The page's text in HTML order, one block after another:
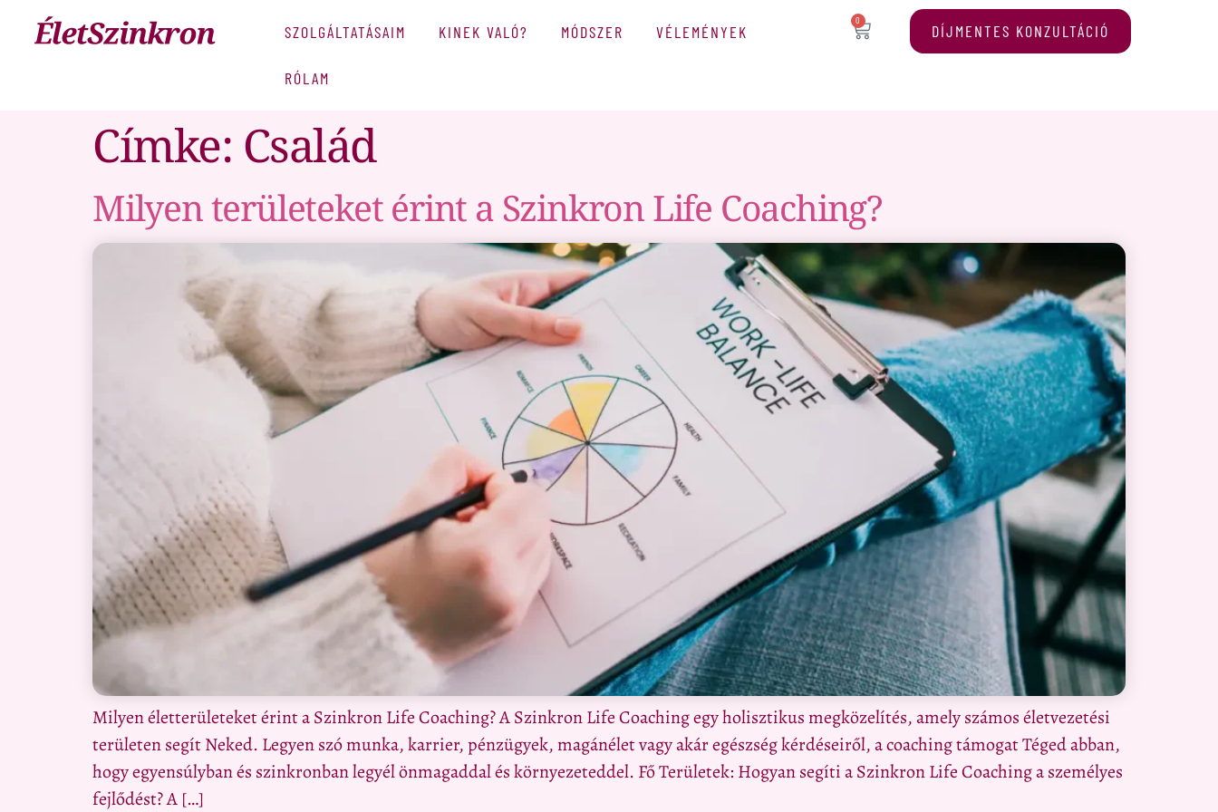
SZOLGÁLTATÁSAIM KINEK VALÓ? MÓDSZER VÉLEMÉNYEK
RÓLAM
0
DÍJMENTES KONZULTÁCIÓ
Címke: Család
Milyen területeket érint a Szinkron Life Coaching?
Milyen életterületeket érint a Szinkron Life Coaching? A Szinkron Life Coaching egy holisztikus megközelítés, amely számos életvezetési
területen segít Neked. Legyen szó munka, karrier, pénzügyek, magánélet vagy akár egészség kérdéseiről, a coaching támogat Téged abban,
hogy egyensúlyban és szinkronban legyél önmagaddal és környezeteddel. Fő Területek: Hogyan segíti a Szinkron Life Coaching a személyes
fejlődést? A […]